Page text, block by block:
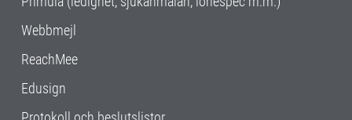
Webbmejl
ReachMee
Edusign